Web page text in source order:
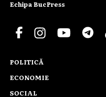
Echipa BucPress
POLITICĂ
ECONOMIE
SOCIAL